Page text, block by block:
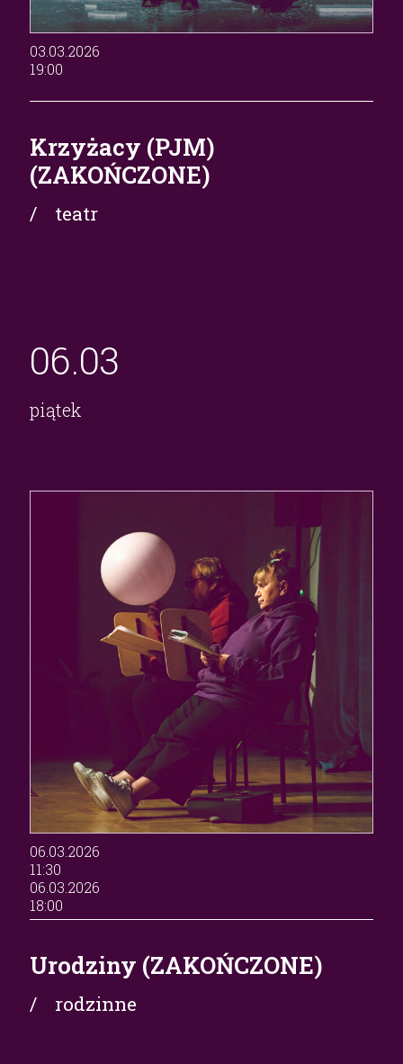
03.03.2026
19:00
Krzyżacy (PJM)
(ZAKOŃCZONE)
/ teatr
06.03
piątek
06.03.2026
11:30
06.03.2026
18:00
Urodziny (ZAKOŃCZONE)
/ rodzinne